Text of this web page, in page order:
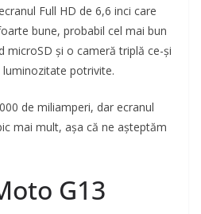
Full HD de 6,6 inci care
bune, probabil cel mai bun
microSD și o cameră triplă ce-și
potrivite.
de miliamperi, dar ecranul
mai mult, așa că ne așteptăm
G13